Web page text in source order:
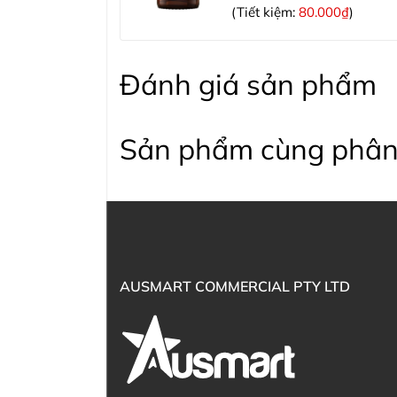
(Tiết kiệm: 80.000₫)
Đánh giá sản phẩm
Sản phẩm cùng
AUSMART COMMERCIAL PTY LTD